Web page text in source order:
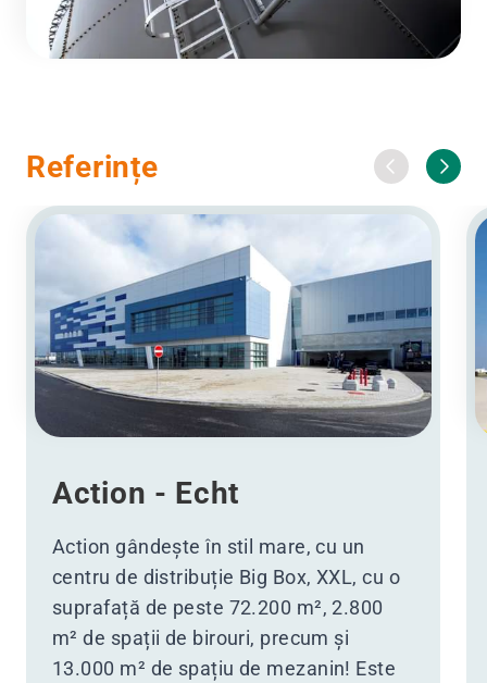
Referințe
Action - Echt
Action gândește în stil mare, cu un
centru de distribuție Big Box, XXL, cu o
suprafață de peste 72.200 m², 2.800
m² de spații de birouri, precum și
13.000 m² de spațiu de mezanin! Este